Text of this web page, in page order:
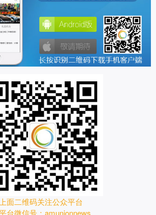
面二维码关注公众平台